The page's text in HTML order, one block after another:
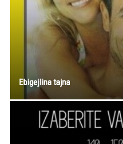
Ebigejlina tajna